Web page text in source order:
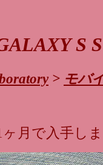
S
> モバ
ヶ月で入手し